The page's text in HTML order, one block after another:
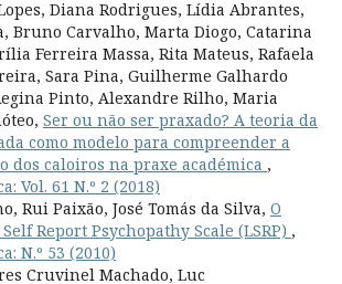
Diana Rodrigues, Lídia Abrantes,
Bruno Carvalho, Marta Diogo, Catarina
Ferreira Massa, Rita Mateus, Rafaela
Sara Pina, Guilherme Galhardo
Pinto, Alexandre Rilho, Maria
Ser ou não ser praxado? A teoria da
como modelo para compreender a
dos caloiros na praxe académica ,
Vol. 61 N.º 2 (2018)
Rui Paixão, José Tomás da Silva, O
Self Report Psychopathy Scale (LSRP) ,
N.º 53 (2010)
Cruvinel Machado, Luc